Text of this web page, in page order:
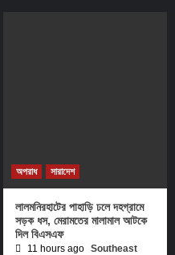
অপরাধ সারাদেশ
লালমনিরহাটের পাহাড়ি ঢলে দহগ্রামে
সড়ক ধস, মেরামতের মালামাল আটকে
দিল বিএসএফ
11 hours ago Southeast